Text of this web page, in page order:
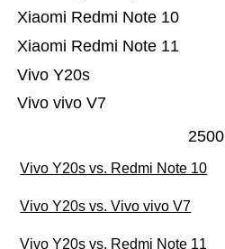
Vivo vivo V7
Vivo Y20s
Xiaomi Redmi Note 11
Xiaomi Redmi Note 10
2500
Vivo Y20s vs. Redmi Note 10
Vivo Y20s vs. Vivo vivo V7
Vivo Y20s vs. Redmi Note 11